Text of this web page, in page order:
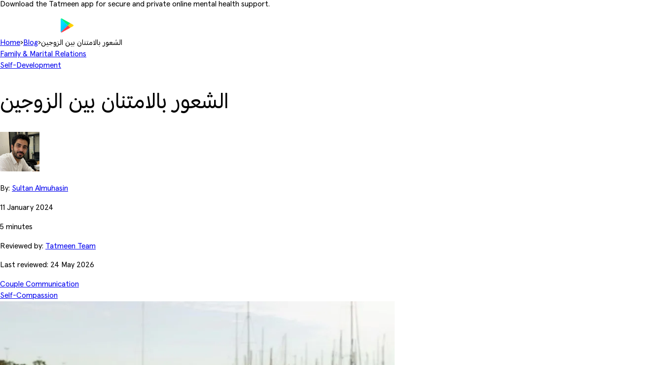
Download the Tatmeen app for secure and private online mental health support.
Home› Blog›الشعور بالامتنان بين الزوجين
Family & Marital Relations
Self-Development
الشعور بالامتنان بين الزوجين
By: Sultan Almuhasin
11 January 2024
5 minutes
Reviewed by: Tatmeen Team
Last reviewed: 24 May 2026
Couple Communication
Self-Compassion